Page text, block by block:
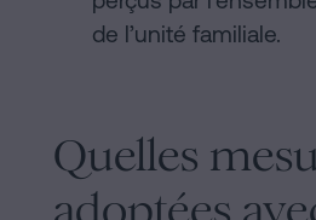
de l’unité familiale.
Quelles